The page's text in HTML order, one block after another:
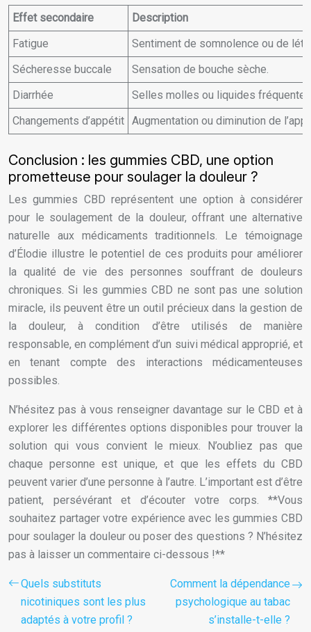
Effet secondaire
Description
Fatigue
Sentiment de somnolence ou de
Sécheresse buccale
Sensation de bouche sèche.
Diarrhée
Selles molles ou liquides
Changements d’appétit Augmentation ou diminution de
Conclusion : les gummies CBD, une option
prometteuse pour soulager la douleur ?
Les gummies CBD représentent une option à considérer
pour le soulagement de la douleur, offrant une alternative
naturelle aux médicaments traditionnels. Le témoignage
d’Élodie illustre le potentiel de ces produits pour améliorer
la qualité de vie des personnes souffrant de douleurs
chroniques. Si les gummies CBD ne sont pas une solution
miracle, ils peuvent être un outil précieux dans la gestion de
la douleur, à condition d’être utilisés de manière
responsable, en complément d’un suivi médical approprié, et
en tenant compte des interactions médicamenteuses
possibles.
N’hésitez pas à vous renseigner davantage sur le CBD et à
explorer les différentes options disponibles pour trouver la
solution qui vous convient le mieux. N’oubliez pas que
chaque personne est unique, et que les effets du CBD
peuvent varier d’une personne à l’autre. L’important est d’être
patient, persévérant et d’écouter votre corps. **Vous
souhaitez partager votre expérience avec les gummies CBD
pour soulager la douleur ou poser des questions ? N’hésitez
pas à laisser un commentaire ci-dessous !**
Quels substituts
nicotiniques sont les plus
adaptés à votre profil ?
Comment la dépendance
psychologique au tabac
s’installe-t-elle ?